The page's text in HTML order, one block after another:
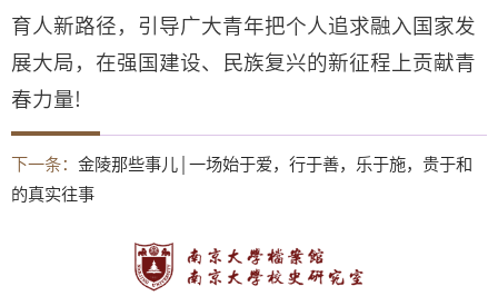
育人新路径，引导广大青年把个人追求融入国家发
展大局，在强国建设、民族复兴的新征程上贡献青
春力量!
下一条： 金陵那些事儿 | 一场始于爱，行于善，乐于施，贵于和
的真实往事